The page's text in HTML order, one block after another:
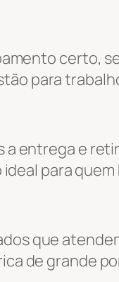
certo,
para
a entrega e
para
que
de grande